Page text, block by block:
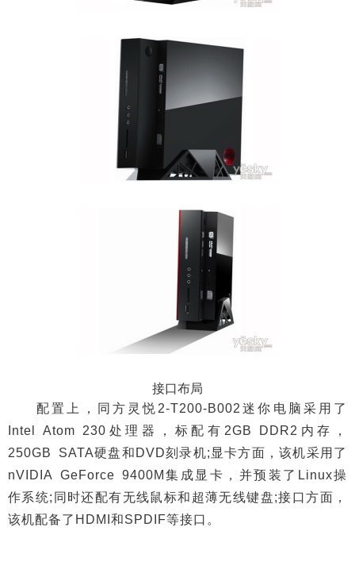
接口布局
配置上，同方灵悦2-T200-B002迷你电脑采用了
Intel Atom 230处理器，标配有2GB DDR2内存，
250GB SATA硬盘和DVD刻录机;显卡方面，该机采用了
nVIDIA GeForce 9400M集成显卡，并预装了Linux操
作系统;同时还配有无线鼠标和超薄无线键盘;接口方面，
该机配备了HDMI和SPDIF等接口。